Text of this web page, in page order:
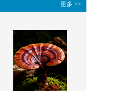
更多 >>